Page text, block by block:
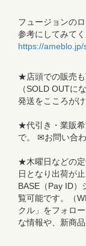
フュージョンの
参考にしてみて
https://
★店頭での販売も
（SOLD OUTに
発送をこころがけ
★代引き・業販
で。 ✉お問い合
★木曜日などの
日となり出荷が
BASE（Pay ID）
覧可能です。（
クル」をフォロ
な情報や、新商